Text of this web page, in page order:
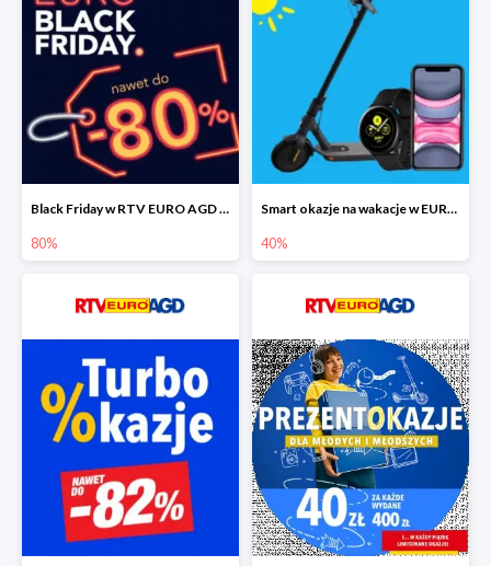
Black Friday w RTV EURO AGD do -80%
80%
Smart okazje na wakacje w EURO RTV AGD do -40%
40%